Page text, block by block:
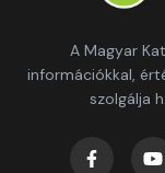
A Magyar
információkkal,
szolgálja